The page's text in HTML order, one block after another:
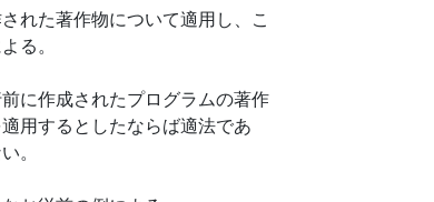
れた著作物について適用し、こ
る。
に作成されたプログラムの著作
用するとしたならば適法であ
。